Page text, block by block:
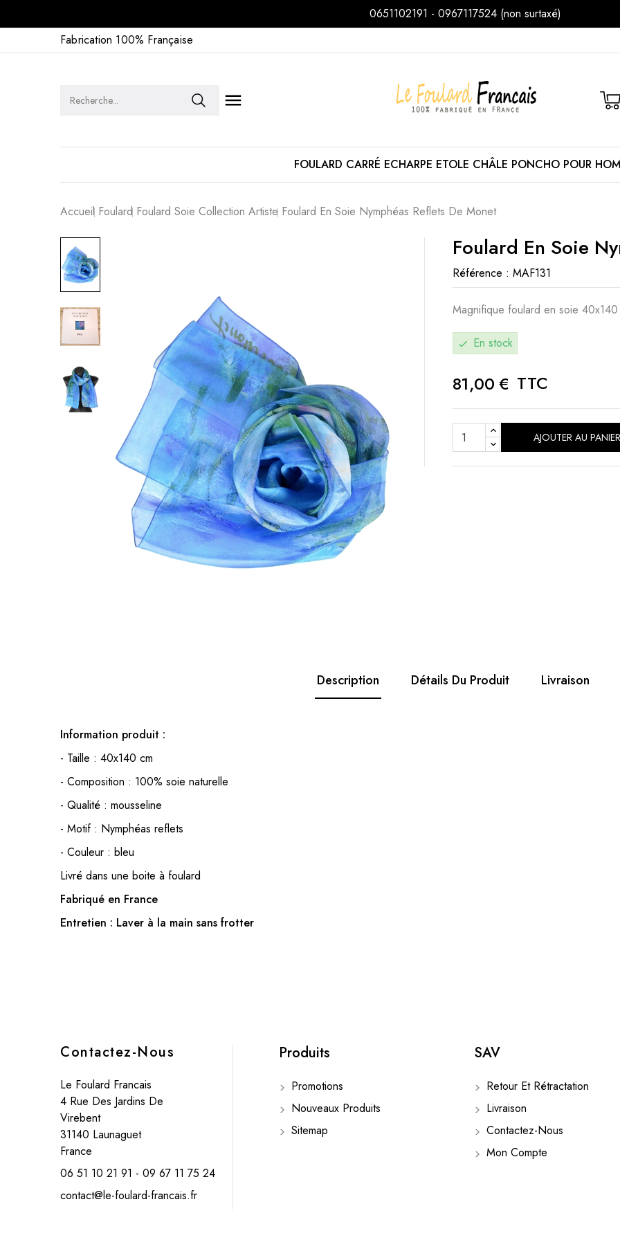
0651102191 - 0967117524 (non surtaxé)
Fabrication 100% Française

FOULARD CARRÉ ECHARPE ETOLE CHÂLE PONCHO POUR
Accueil Foulard Foulard Soie Collection Artiste Foulard En Soie Nymphéas Reflets De Monet
Foulard En Soie
Référence : MAF131
Magnifique foulard en soie
check En stock
81,00 € TTC
AJOUTER AU PANIER
Description Détails Du Produit Livraison
Information produit :
- Taille : 40x140 cm
- Composition : 100% soie naturelle
- Qualité : mousseline
- Motif : Nymphéas reflets
- Couleur : bleu
Livré dans une boite à foulard
Fabriqué en France
Entretien : Laver à la main sans frotter
Contactez-Nous
Le Foulard Francais
4 Rue Des Jardins De
Virebent
31140 Launaguet
France
06 51 10 21 91 - 09 67 11 75 24
contact@le-foulard-francais.fr
Produits
Promotions
Nouveaux Produits
Sitemap
SAV
Retour Et Rétractation
Livraison
Contactez-Nous
Mon Compte